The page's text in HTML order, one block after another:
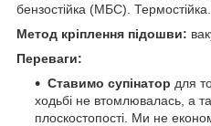
бензостійка (МБС). Термостійка.
Метод кріплення підошви:
Переваги:
Ставимо супінатор для
ходьбі не втомлювалась, а
плоскостопості. Ми не